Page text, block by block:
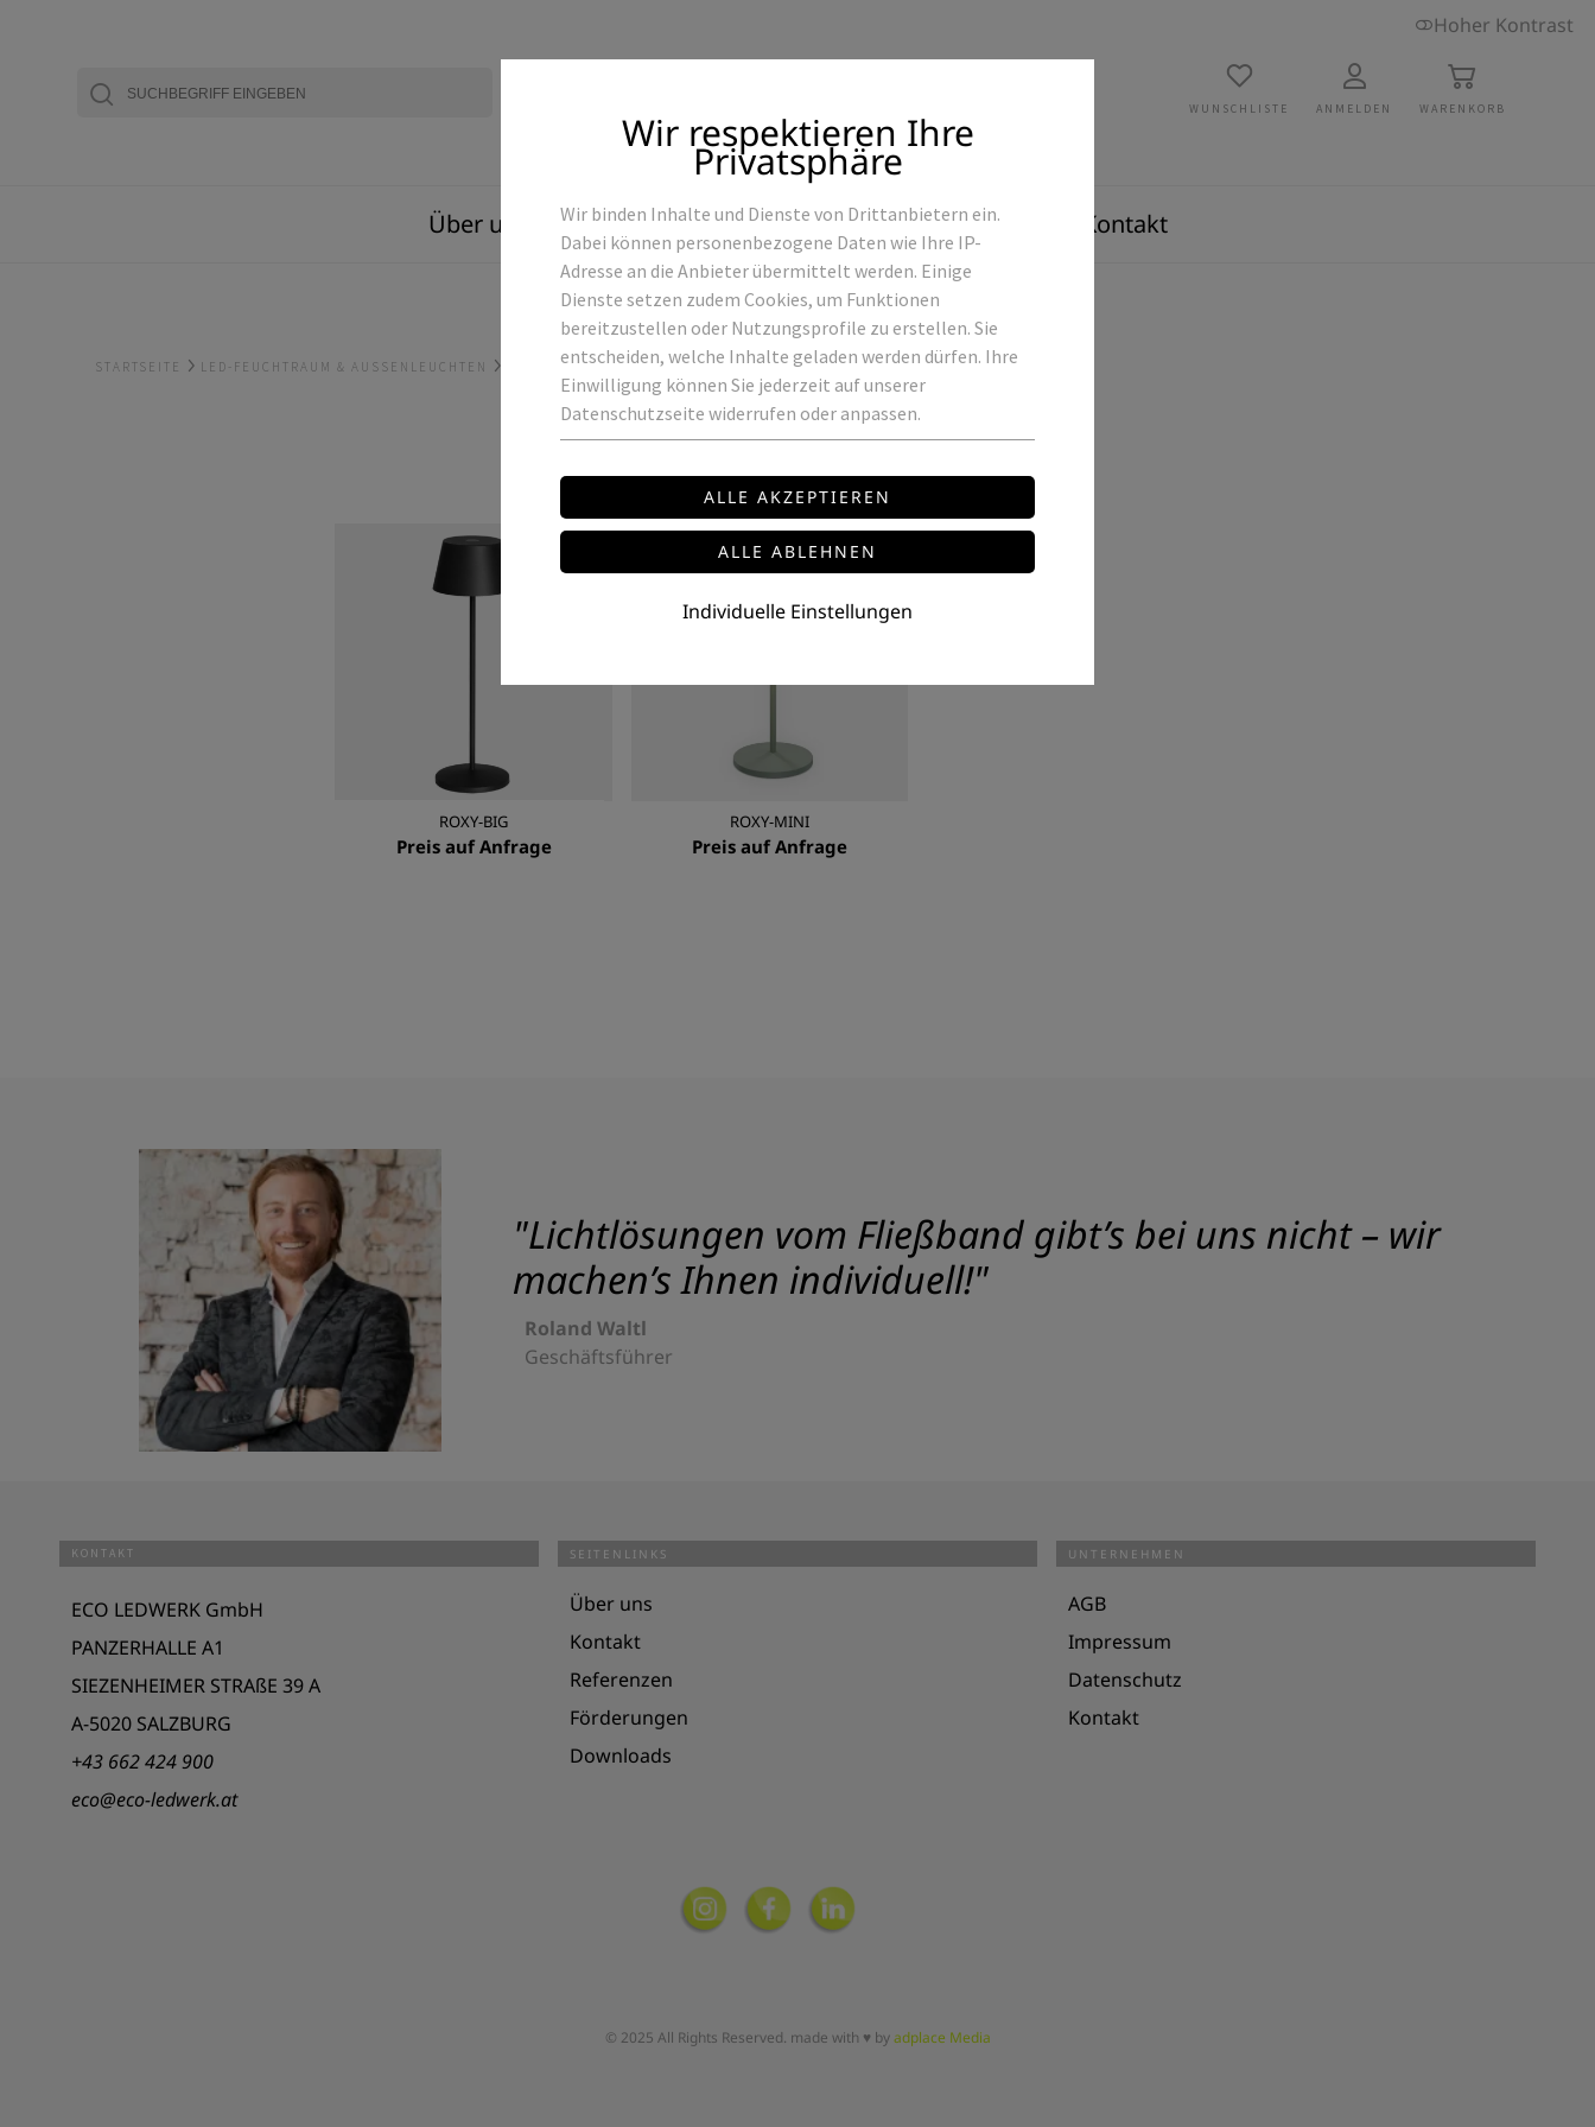
Hoher Kontrast
WUNSCHLISTE ANMELDEN WARENKORB
Über uns Produkte Referenzen Kontakt
STARTSEITE LED-FEUCHTRAUM & AUSSENLEUCHTEN TISCHLEUCHTEN
Tischleuchten
ROXY-BIG
Preis auf Anfrage
ROXY-MINI
Preis auf Anfrage
Wir respektieren Ihre
Privatsphäre
Wir binden Inhalte und Dienste von Drittanbietern ein.
Dabei können personenbezogene Daten wie Ihre IP-
Adresse an die Anbieter übermittelt werden. Einige
Dienste setzen zudem Cookies, um Funktionen
bereitzustellen oder Nutzungsprofile zu erstellen. Sie
entscheiden, welche Inhalte geladen werden dürfen. Ihre
Einwilligung können Sie jederzeit auf unserer
Datenschutzseite widerrufen oder anpassen.
Individuelle Einstellungen
"Lichtlösungen vom Fließband gibt’s bei uns nicht – wir
machen’s Ihnen individuell!"
Roland Waltl
Geschäftsführer
KONTAKT
ECO LEDWERK GmbH
PANZERHALLE A1
SIEZENHEIMER STRAßE 39 A
A-5020 SALZBURG
+43 662 424 900
eco@eco-ledwerk.at
SEITENLINKS
Über uns
Kontakt
Referenzen
Förderungen
Downloads
UNTERNEHMEN
AGB
Impressum
Datenschutz
Kontakt
© 2025 All Rights Reserved. made with ♥ byadplace Media